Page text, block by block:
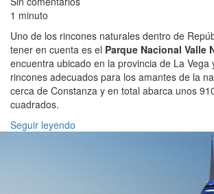
1 minuto
Uno de los rincones naturales dentro de
tener en cuenta es el Parque Nacional Valle
encuentra ubicado en la provincia de La Vega
rincones adecuados para los amantes de la
cerca de Constanza y en total abarca unos
cuadrados.
Seguir leyendo